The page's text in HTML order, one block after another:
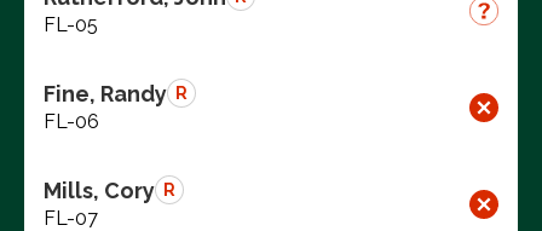
FL-05
Fine, Randy R
FL-06
Mills, Cory R
FL-07